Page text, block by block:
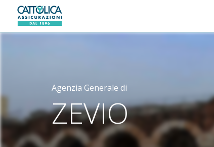
Generali logo
Agenzia Generale di
ZEVIO